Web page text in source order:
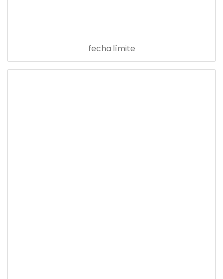
fecha límite